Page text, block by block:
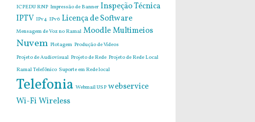
ICPEDU RNP Impressão de Banner Inspeção Técnica
IPTV IPv4 IPv6 Licença de Software
Mensagem de Voz no Ramal MoodleMultimeios
Nuvem Plotagem Produção de Vídeos
Projeto de Audiovisual Projeto de Rede Projeto de Rede Local
Ramal Telefônico Suporte em Rede local
Telefonia Webmail USP webservice
Wi-Fi Wireless